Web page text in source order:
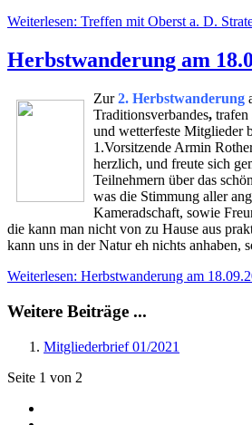
Weiterlesen: Treffen mit Oberst a. D.
Herbstwanderung am
Zur2. Herbstwanderung
Traditionsverbandes, trafen
und wetterfeste Mitglieder
1.Vorsitzende Armin
herzlich, und freute sich
Teilnehmern über das
was die Stimmung aller
Kameradschaft, sowie
die kann man nicht von zu Hause aus
kann uns in der Natur eh nichts anhaben,
Weiterlesen: Herbstwanderung am
Weitere Beiträge ...
Mitgliederbrief 01/2021
Seite 1 von 2